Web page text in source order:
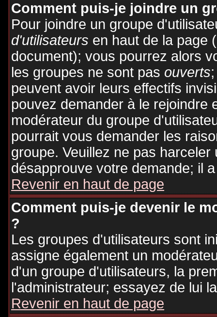
Comment puis-je joindre un
Pour joindre un groupe
d'utilisateursen haut de la page
document); vous pourrez alors
les groupes ne sont pasouverts
peuvent avoir leurs effectifs
pouvez demander à le rejoindre
modérateur du groupe
pourrait vous demander les
groupe. Veuillez ne pas
désapprouve votre demande; il
Revenir en haut de page
Comment puis-je devenir le
?
Les groupes d'utilisateurs sont
assigne également un
d'un groupe d'utilisateurs, la
l'administrateur; essayez de lui
Revenir en haut de page